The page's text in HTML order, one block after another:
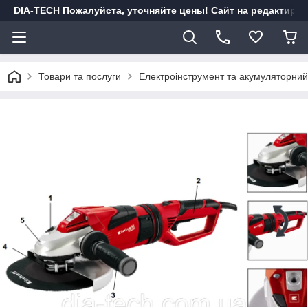
DIA-TECH Пожалуйста, уточняйте цены! Сайт на
Товари та послуги Електроінструмент та